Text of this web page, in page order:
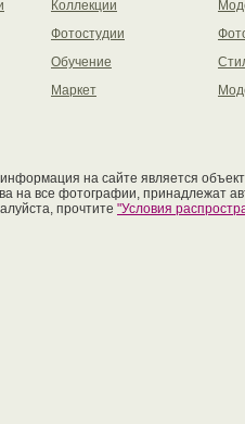
Коллекции
Фотостудии
Обучение
Маркет
на сайте является
на все фотографии, принадлежат
прочтите "Условия